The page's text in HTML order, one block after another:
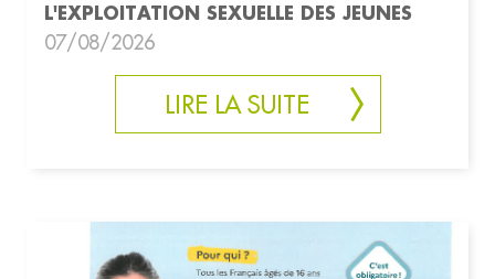
L'EXPLOITATION SEXUELLE DES JEUNES
07/08/2026
LIRE LA SUITE